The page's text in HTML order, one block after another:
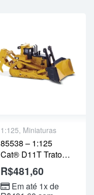
1:125, Miniaturas
85538 – 1:125
Cat® D11T Trator
De Esteiras
R$481,60
Em até 1x de
30 dias de garantia
Envio: 1-2 dias
úteis
Envio com Seguro